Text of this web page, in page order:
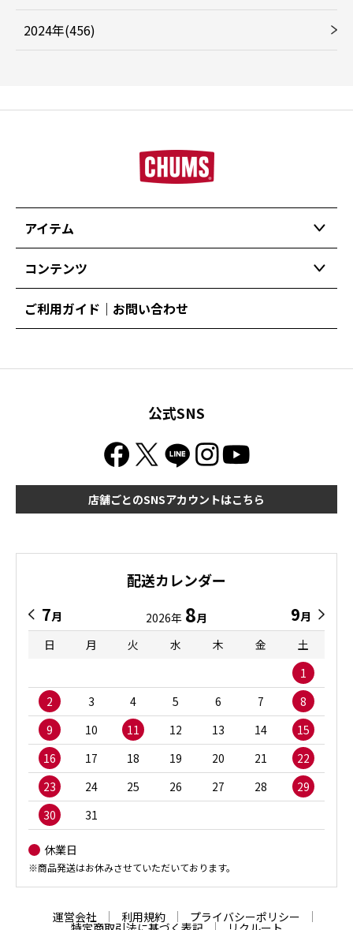
2024年(456)
アイテム
コンテンツ
ご利用ガイド｜お問い合わせ
公式SNS
店舗ごとのSNSアカウントはこちら
配送カレンダー
7月 2026年 8月 9月
日
月 火 水 木 金
土
1
2
3 4 5 6 7
8
9
10 11 12 13 14
15
16
17 18 19 20 21
22
23
24 25 26 27 28
29
30
31
休業日
※商品発送はお休みさせていただいております。
運営会社 利用規約 プライバシーポリシー